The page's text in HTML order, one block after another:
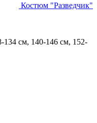
Костюм "Разведчик"
134 см, 140-146 см, 152-